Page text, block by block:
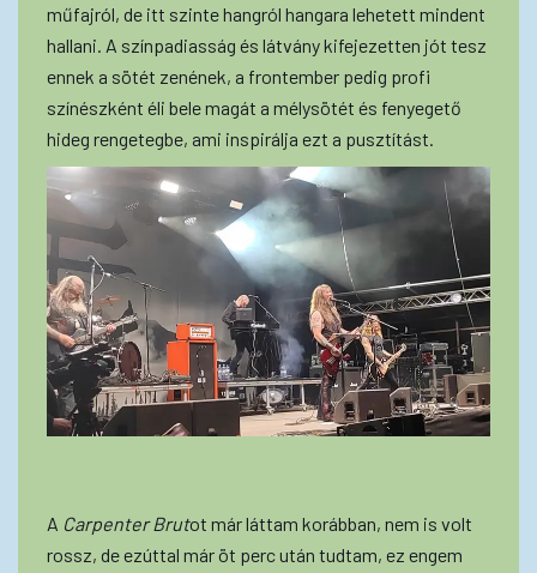
műfajról, de itt szinte hangról hangara lehetett mindent
hallani. A színpadiasság és látvány kifejezetten jót tesz
ennek a sötét zenének, a frontember pedig profi
színészként éli bele magát a mélysötét és fenyegető
hideg rengetegbe, ami inspirálja ezt a pusztítást.
A Carpenter Brutot már láttam korábban, nem is volt
rossz, de ezúttal már öt perc után tudtam, ez engem